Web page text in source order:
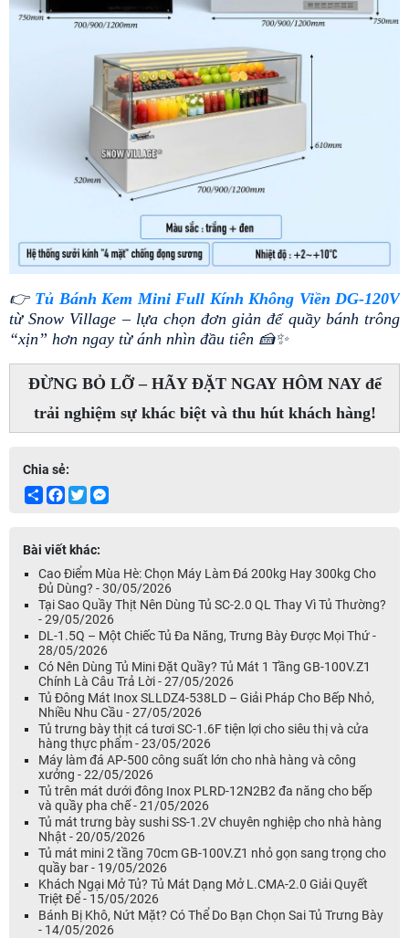
👉 Tủ Bánh Kem Mini Full Kính Không Viền DG-120V
từ Snow Village – lựa chọn đơn giản để quầy bánh trông
“xịn” hơn ngay từ ánh nhìn đầu tiên 🍰✨
ĐỪNG BỎ LỠ – HÃY ĐẶT NGAY HÔM NAY để
trải nghiệm sự khác biệt và thu hút khách hàng!
Chia sẻ:
ShareFacebook
Twitter
Bài viết khác:
Cao Điểm Mùa Hè: Chọn Máy Làm Đá 200kg Hay 300kg Cho
Đủ Dùng? - 30/05/2026
Tại Sao Quầy Thịt Nên Dùng Tủ SC-2.0 QL Thay Vì Tủ Thường?
- 29/05/2026
DL-1.5Q – Một Chiếc Tủ Đa Năng, Trưng Bày Được Mọi Thứ -
28/05/2026
Có Nên Dùng Tủ Mini Đặt Quầy? Tủ Mát 1 Tầng GB-100V.Z1
Chính Là Câu Trả Lời - 27/05/2026
Tủ Đông Mát Inox SLLDZ4-538LD – Giải Pháp Cho Bếp Nhỏ,
Nhiều Nhu Cầu - 27/05/2026
Tủ trưng bày thịt cá tươi SC-1.6F tiện lợi cho siêu thị và cửa
hàng thực phẩm - 23/05/2026
Máy làm đá AP-500 công suất lớn cho nhà hàng và công
xưởng - 22/05/2026
Tủ trên mát dưới đông Inox PLRD-12N2B2 đa năng cho bếp
và quầy pha chế - 21/05/2026
Tủ mát trưng bày sushi SS-1.2V chuyên nghiệp cho nhà hàng
Nhật - 20/05/2026
Tủ mát mini 2 tầng 70cm GB-100V.Z1 nhỏ gọn sang trọng cho
quầy bar - 19/05/2026
Khách Ngại Mở Tủ? Tủ Mát Dạng Mở L.CMA-2.0 Giải Quyết
Triệt Để - 15/05/2026
Bánh Bị Khô, Nứt Mặt? Có Thể Do Bạn Chọn Sai Tủ Trưng Bày
- 14/05/2026